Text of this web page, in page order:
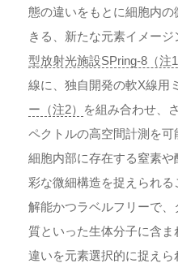
態の違いをもとに細胞内
きる、新たな元素イメー
型放射光施設SPring-8（注1
線に、独自開発の軟X線用
ー（注2）
を組み合わせ、
ペクトルの高空間計測を可
細胞内部に存在する窒素
彩な微細構造を捉えられ
解能かつラベルフリーで
質といった生体分子に含
違いを元素選択的に捉え